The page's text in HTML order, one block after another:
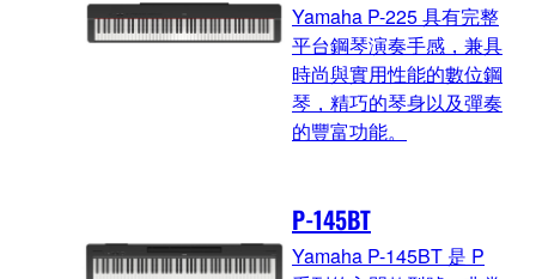
Yamaha P-225 具有完整
平台鋼琴演奏手感，兼具
時尚與實用性能的數位鋼
琴，精巧的琴身以及彈奏
的豐富功能。
P-145BT
Yamaha P-145BT 是 P